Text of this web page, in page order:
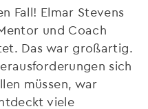
Fall! Elmar Stevens
und Coach
Das war großartig.
sich
müssen, war
viele